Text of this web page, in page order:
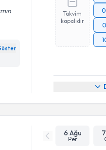
Takvim
kapalıdır
6 Ağu
Per